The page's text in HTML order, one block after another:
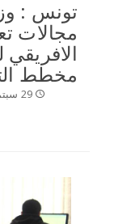
تونس :
مجالات
الافريقي
مخطط التنمية
29 سبتمبر 2023 /